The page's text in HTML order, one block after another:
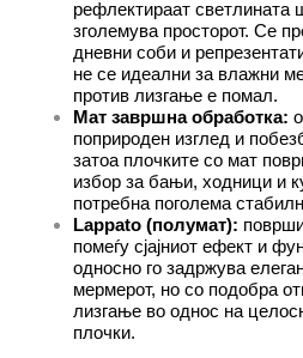
рефлектираат светлината
зголемува просторот. Се
дневни соби и
не се идеални за влажни
против лизгање е помал.
Мат завршна обработка:
поприроден изглед и
затоа плочките со мат
избор за бањи, ходници и
потребна поголема
Lappato (полумат):
помеѓу сјајниот ефект и
односно го задржува
мермерот, но со подобра
лизгање во однос на
плочки.